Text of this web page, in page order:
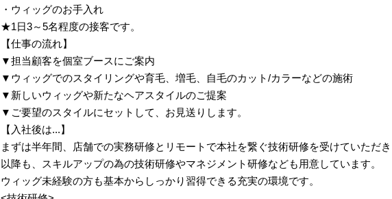
・ウィッグのお手入れ
★1日3～5名程度の接客です。
【仕事の流れ】
▼担当顧客を個室ブースにご案内
▼ウィッグでのスタイリングや育毛、増毛、自毛のカット/カラーなどの施術
▼新しいウィッグや新たなヘアスタイルのご提案
▼ご要望のスタイルにセットして、お見送りします。
【入社後は...】
まずは半年間、店舗での実務研修とリモートで本社を繋ぐ技術研修を受けていただ
以降も、スキルアップの為の技術研修やマネジメント研修なども用意しています。
ウィッグ未経験の方も基本からしっかり習得できる充実の環境です。